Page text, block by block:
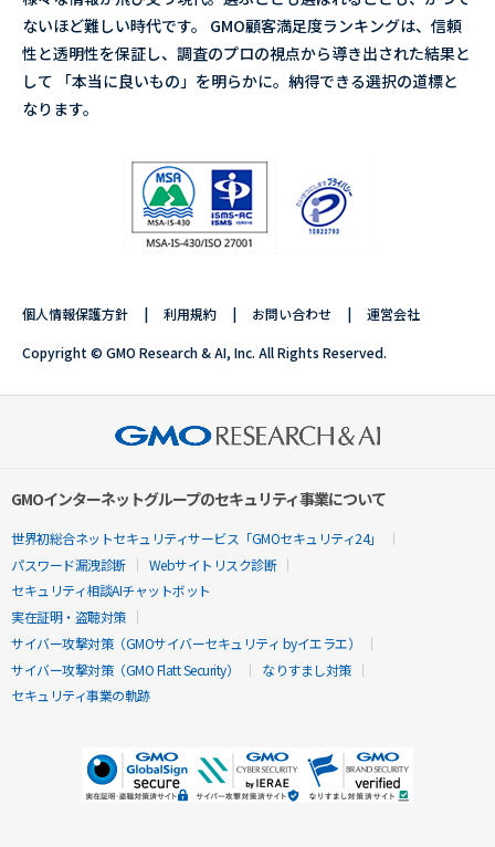
ないほど難しい時代です。 GMO顧客満足度ランキングは、信頼
性と透明性を保証し、調査のプロの視点から導き出された結果と
して 「本当に良いもの」を明らかに。納得できる選択の道標と
なります。
個人情報保護方針 利用規約 お問い合わせ 運営会社
Copyright © GMO Research & AI, Inc. All Rights Reserved.
GMOインターネットグループのセキュリティ事業について
世界初総合ネットセキュリティサービス「GMOセキュリティ24」
パスワード漏洩診断
Webサイトリスク診断
セキュリティ相談AIチャットボット
実在証明・盗聴対策
サイバー攻撃対策（GMOサイバーセキュリティ byイエラエ）
サイバー攻撃対策（GMO Flatt Security）
なりすまし対策
セキュリティ事業の軌跡